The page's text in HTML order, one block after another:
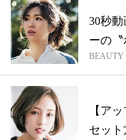
30秒
ーの
プ...
BEAUTY
【ア
セッ